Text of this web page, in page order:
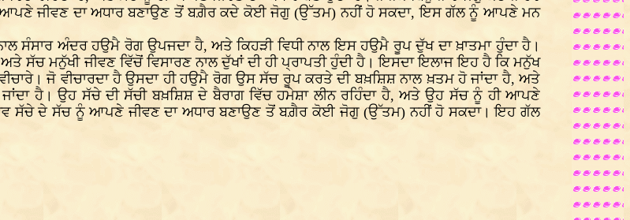
ਆਪਣੇ ਜੀਵਣ ਦਾ ਅਧਾਰ ਬਣਾਉਣ ਤੋਂ ਬਗ਼ੈਰ ਕਦੇ ਕੋਈ ਜੋਗੁ (ਉੱਤਮ) ਨਹੀਂ ਹੋ ਸਕਦਾ, ਇਸ ਗੱਲ ਨੂੰ ਆਪਣੇ ਮਨ
ਸੰਸਾਰ ਅੰਦਰ ਹਉਮੈ ਰੋਗ ਉਪਜਦਾ ਹੈ, ਅਤੇ ਕਿਹੜੀ ਵਿਧੀ ਨਾਲ ਇਸ ਹਉਮੈ ਰੂਪ ਦੁੱਖ ਦਾ ਖ਼ਾਤਮਾ ਹੁੰਦਾ ਹੈ।
ਸੱਚ ਮਨੁੱਖੀ ਜੀਵਣ ਵਿੱਚੋਂ ਵਿਸਾਰਣ ਨਾਲ ਦੁੱਖਾਂ ਦੀ ਹੀ ਪ੍ਰਾਪਤੀ ਹੁੰਦੀ ਹੈ। ਇਸਦਾ ਇਲਾਜ ਇਹ ਹੈ ਕਿ ਮਨੁੱਖ
ਜੋ ਵੀਚਾਰਦਾ ਹੈ ਉਸਦਾ ਹੀ ਹਉਮੈ ਰੋਗ ਉਸ ਸੱਚ ਰੂਪ ਕਰਤੇ ਦੀ ਬਖ਼ਸ਼ਿਸ਼ ਨਾਲ ਖ਼ਤਮ ਹੋ ਜਾਂਦਾ ਹੈ, ਅਤੇ
ਹੈ। ਉਹ ਸੱਚੇ ਦੀ ਸੱਚੀ ਬਖ਼ਸ਼ਿਸ਼ ਦੇ ਬੈਰਾਗ ਵਿੱਚ ਹਮੇਸ਼ਾ ਲੀਨ ਰਹਿੰਦਾ ਹੈ, ਅਤੇ ਉਹ ਸੱਚ ਨੂੰ ਹੀ ਆਪਣੇ
ਸੱਚੇ ਦੇ ਸੱਚ ਨੂੰ ਆਪਣੇ ਜੀਵਣ ਦਾ ਅਧਾਰ ਬਣਾਉਣ ਤੋਂ ਬਗ਼ੈਰ ਕੋਈ ਜੋਗੁ (ਉੱਤਮ) ਨਹੀਂ ਹੋ ਸਕਦਾ। ਇਹ ਗੱਲ